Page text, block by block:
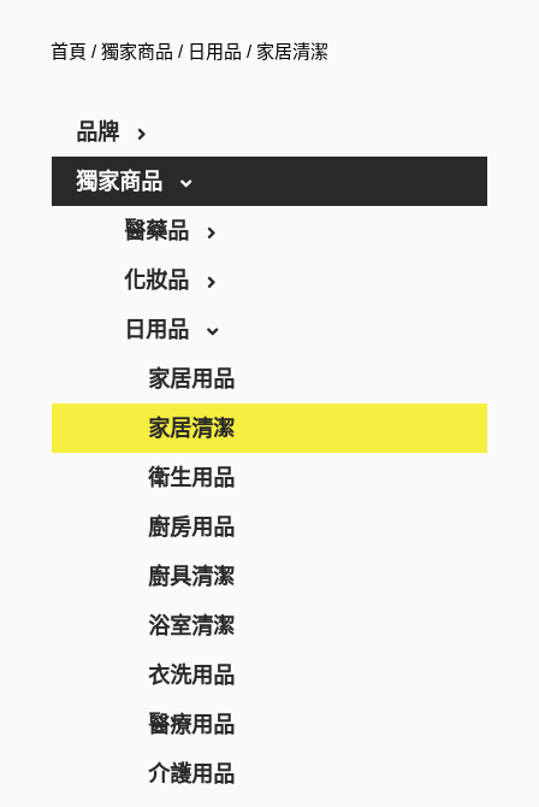
首頁 /獨家商品 / 日用品 / 家居清潔
品牌
ARGELAN
THE RETINOTIME
THE RETINOTIME WHITE
W/M AAA
RECiPEO
REPLICA NOTES
MQURE
KNOWLEDGE
Nake
CONCRED
WASHBLACK
HITS DIFFERENT
BEAUSTER
獨家商品
醫藥品
保健食品
養生保健
營養補充
維他命
美肌保健
纖體塑身
運動營養補充
腸道健康
逆齡抗老
皮膚護理
急救護理
化妝品
彩妝
唇妝及護理
化妝工具及配件
洗顏潔面
面部護理
面膜
防曬
卸妝
男士護膚
個人護理
日用品
家居用品
家居清潔
衛生用品
廚房用品
廚具清潔
浴室清潔
衣洗用品
醫療用品
介護用品